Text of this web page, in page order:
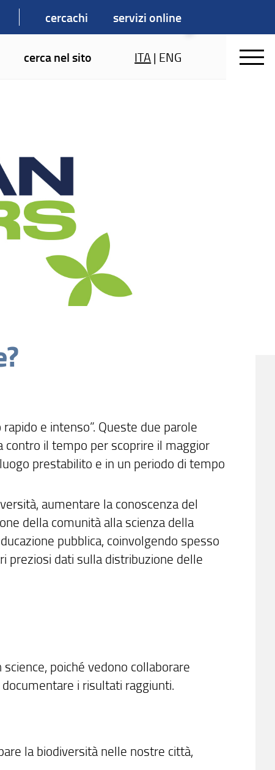
cercachi servizi online
cerca nel sito ITA| ENG
rapido e intenso”. Queste due parole
contro il tempo per scoprire il maggior
prestabilito e in un periodo di tempo
aumentare la conoscenza del
della comunità alla scienza della
pubblica, coinvolgendo spesso
preziosi dati sulla distribuzione delle
poiché vedono collaborare
i risultati raggiunti.
la biodiversità nelle nostre città,